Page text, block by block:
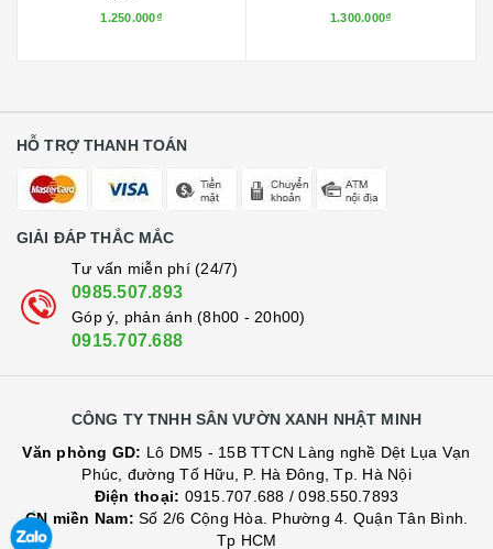
Hưng Yên
1.250.000₫ 1.300.000₫
HỖ TRỢ THANH TOÁN
GIẢI ĐÁP THẮC MẮC
Tư vấn miễn phí (24/7)
0985.507.893
Góp ý, phản ánh (8h00 - 20h00)
0915.707.688
CÔNG TY TNHH SÂN VƯỜN XANH NHẬT MINH
Văn phòng GD: Lô DM5 - 15B TTCN Làng nghề Dệt Lụa Vạn
Phúc, đường Tố Hữu, P. Hà Đông, Tp. Hà Nội
Điện thoại: 0915.707.688 /098.550.7893
CN miền Nam: Số 2/6 Cộng Hòa. Phường 4. Quận Tân Bình.
Tp HCM